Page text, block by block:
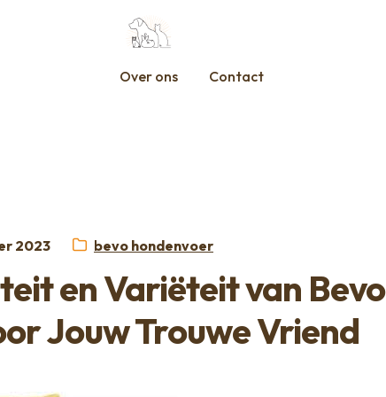
Over ons Contact
2023 Categorie:
bevo hondenvoer
en Variëteit van Bevo
Jouw Trouwe Vriend